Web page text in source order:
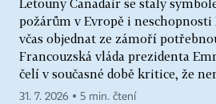
Letouny Canadair se staly
požárům v Evropě i
včas objednat ze zámoří
Francouzská vláda prezidenta
čelí v současné době kritice, že
31. 7. 2026 ▪ 5 min. čtení